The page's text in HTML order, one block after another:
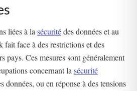
liées à lasécuritédes données et au
fait face à des restrictions et des
pays. Ces mesures sont généralement
concernant lasécurité
données, ou en réponse à des tensions